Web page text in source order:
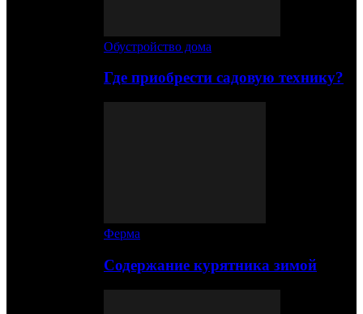
Обустройство дома
Где приобрести садовую технику?
Ферма
Содержание курятника зимой